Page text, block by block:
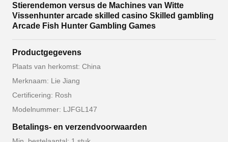
Stierendemon versus de Machines van Witte
Vissenhunter arcade skilled casino Skilled gambling
Arcade Fish Hunter Gambling Games
Productgegevens
Plaats van herkomst: China
Merknaam: Lie Jiang
Certificering: Rosh
Modelnummer: LJFGL147
Betalings- en verzendvoorwaarden